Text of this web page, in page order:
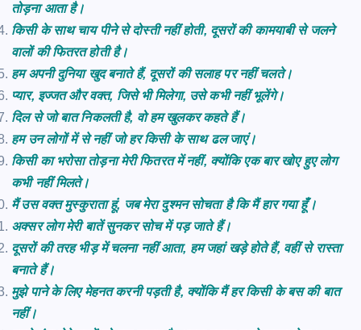
तोड़ना आता है।
किसी के साथ चाय पीने से दोस्ती नहीं होती, दूसरों की कामयाबी से जलने
वालों की फितरत होती है।
हम अपनी दुनिया खुद बनाते हैं, दूसरों की सलाह पर नहीं चलते।
प्यार, इज्जत और वक्त, जिसे भी मिलेगा, उसे कभी नहीं भूलेंगे।
दिल से जो बात निकलती है, वो हम खुलकर कहते हैं।
हम उन लोगों में से नहीं जो हर किसी के साथ ढल जाएं।
किसी का भरोसा तोड़ना मेरी फितरत में नहीं, क्योंकि एक बार खोए हुए लोग
कभी नहीं मिलते।
मैं उस वक्त मुस्कुराता हूं, जब मेरा दुश्मन सोचता है कि मैं हार गया हूँ।
अक्सर लोग मेरी बातें सुनकर सोच में पड़ जाते हैं।
दूसरों की तरह भीड़ में चलना नहीं आता, हम जहां खड़े होते हैं, वहीं से रास्ता
बनाते हैं।
मुझे पाने के लिए मेहनत करनी पड़ती है, क्योंकि मैं हर किसी के बस की बात
नहीं।